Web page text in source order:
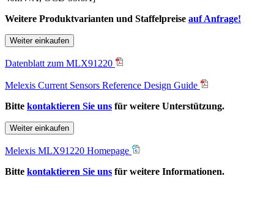
Weitere Produktvarianten und Staffelpreise auf Anfrage!
Weiter einkaufen
Datenblatt zum MLX91220
Melexis Current Sensors Reference Design Guide
Bitte kontaktieren Sie uns für weitere Unterstützung.
Weiter einkaufen
Melexis MLX91220 Homepage
Bitte kontaktieren Sie uns für weitere Informationen.